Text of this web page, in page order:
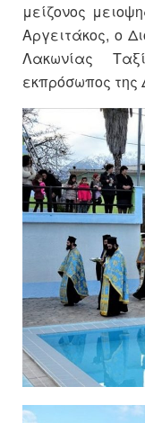
μείζονος
Αργειτάκος, ο
Λακωνίας
εκπρόσωπος της